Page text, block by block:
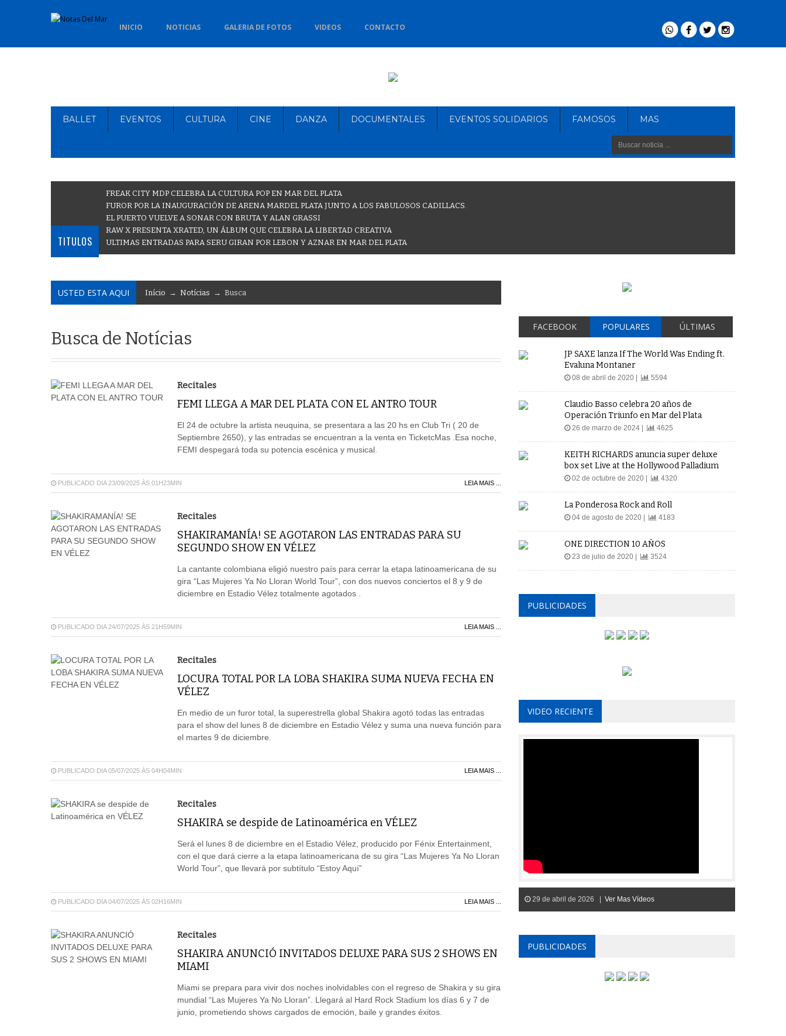
INICIO NOTICIAS GALERIA DE FOTOS VIDEOS CONTACTO
BALLET EVENTOS CULTURA CINE DANZA DOCUMENTALES EVENTOS SOLIDARIOS FAMOSOS MAS
TITULOS
FREAK CITY MDP CELEBRA LA CULTURA POP EN MAR DEL PLATA
FUROR POR LA INAUGURACIÓN DE ARENA MARDEL PLATA JUNTO A LOS FABULOSOS CADILLACS.
EL PUERTO VUELVE A SONAR CON BRUTA Y ALAN GRASSI
RAW X PRESENTA XRATED, UN ÁLBUM QUE CELEBRA LA LIBERTAD CREATIVA
ULTIMAS ENTRADAS PARA SERU GIRAN POR LEBON Y AZNAR EN MAR DEL PLATA
USTED ESTA AQUI Início → Notícias → Busca
Busca de Notícias
Recitales
FEMI LLEGA A MAR DEL PLATA CON EL ANTRO TOUR
El 24 de octubre la artista neuquina, se presentara a las 20 hs en Club Tri ( 20 de
Septiembre 2650), y las entradas se encuentran a la venta en TicketcMas .Esa noche,
FEMI despegará toda su potencia escénica y musical.
PUBLICADO DIA 23/09/2025 ÀS 01H23MIN LEIA MAIS ...
Recitales
SHAKIRAMANÍA! SE AGOTARON LAS ENTRADAS PARA SU
SEGUNDO SHOW EN VÉLEZ
La cantante colombiana eligió nuestro país para cerrar la etapa latinoamericana de su
gira “Las Mujeres Ya No Lloran World Tour”, con dos nuevos conciertos el 8 y 9 de
diciembre en Estadio Vélez totalmente agotados .
PUBLICADO DIA 24/07/2025 ÀS 21H59MIN LEIA MAIS ...
Recitales
LOCURA TOTAL POR LA LOBA SHAKIRA SUMA NUEVA FECHA EN
VÉLEZ
En medio de un furor total, la superestrella global Shakira agotó todas las entradas
para el show del lunes 8 de diciembre en Estadio Vélez y suma una nueva función para
el martes 9 de diciembre.
PUBLICADO DIA 05/07/2025 ÀS 04H04MIN LEIA MAIS ...
Recitales
SHAKIRA se despide de Latinoamérica en VÉLEZ
Será el lunes 8 de diciembre en el Estadio Vélez, producido por Fénix Entertainment,
con el que dará cierre a la etapa latinoamericana de su gira “Las Mujeres Ya No Lloran
World Tour”, que llevará por subtítulo “Estoy Aquí”
PUBLICADO DIA 04/07/2025 ÀS 02H16MIN LEIA MAIS ...
Recitales
SHAKIRA ANUNCIÓ INVITADOS DELUXE PARA SUS 2 SHOWS EN
MIAMI
Miami se prepara para vivir dos noches inolvidables con el regreso de Shakira y su gira
mundial “Las Mujeres Ya No Lloran”. Llegará al Hard Rock Stadium los días 6 y 7 de
junio, prometiendo shows cargados de emoción, baile y grandes éxitos.
FACEBOOK POPULARES ÚLTIMAS
JP SAXE lanza If The World Was Ending ft.
Evaluna Montaner
08 de abril de 2020 | 5594
Claudio Basso celebra 20 años de
Operación Triunfo en Mar del Plata
26 de marzo de 2024 | 4625
KEITH RICHARDS anuncia super deluxe
box set Live at the Hollywood Palladium
02 de octubre de 2020 | 4320
La Ponderosa Rock and Roll
04 de agosto de 2020 | 4183
ONE DIRECTION 10 AÑOS
23 de julio de 2020 | 3524
PUBLICIDADES
VIDEO RECIENTE
29 de abril de 2026 | Ver Mas Vídeos
PUBLICIDADES